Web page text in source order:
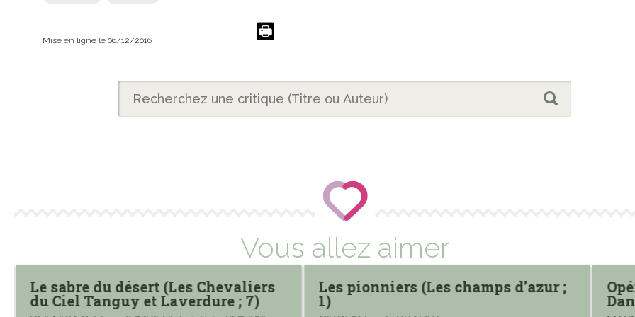
Mise en ligne le 06/12/2016
Vous allez aimer
Le sabre du désert (Les Chevaliers
du Ciel Tanguy et Laverdure ; 7)
Les pionniers (Les champs d’azur ;
1)